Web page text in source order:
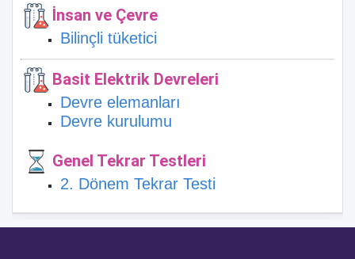
İnsan ve Çevre
Bilinçli tüketici
Basit Elektrik Devreleri
Devre elemanları
Devre kurulumu
Genel Tekrar Testleri
2. Dönem Tekrar Testi